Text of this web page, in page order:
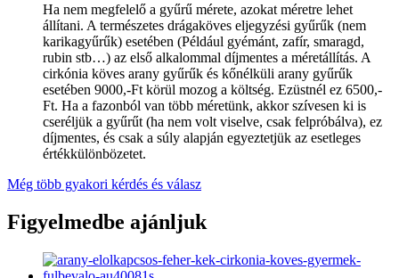
Ha nem megfelelő a gyűrű mérete, azokat méretre lehet
állítani. A természetes drágaköves eljegyzési gyűrűk (nem
karikagyűrűk) esetében (Például gyémánt, zafír, smaragd,
rubin stb…) az első alkalommal díjmentes a méretállítás. A
cirkónia köves arany gyűrűk és kőnélküli arany gyűrűk
esetében 9000,-Ft körül mozog a költség. Ezüstnél ez 6500,-
Ft. Ha a fazonból van több méretünk, akkor szívesen ki is
cseréljük a gyűrűt (ha nem volt viselve, csak felpróbálva), ez
díjmentes, és csak a súly alapján egyeztetjük az esetleges
értékkülönbözetet.
Még több gyakori kérdés és válasz
Figyelmedbe ajánljuk